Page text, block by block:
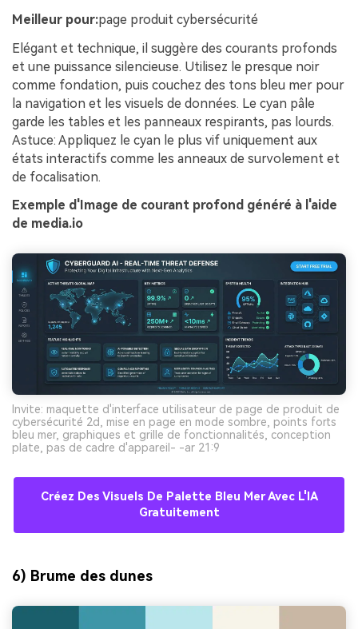
Meilleur pour:page produit cybersécurité
Elégant et technique, il suggère des courants profonds
et une puissance silencieuse. Utilisez le presque noir
comme fondation, puis couchez des tons bleu mer pour
la navigation et les visuels de données. Le cyan pâle
garde les tables et les panneaux respirants, pas lourds.
Astuce: Appliquez le cyan le plus vif uniquement aux
états interactifs comme les anneaux de survolement et
de focalisation.
Exemple d'Image de courant profond généré à l'aide
de media.io
Invite: maquette d'interface utilisateur de page de produit de
cybersécurité 2d, mise en page en mode sombre, points forts
bleu mer, graphiques et grille de fonctionnalités, conception
plate, pas de cadre d'appareil- -ar 21:9
Créez Des Visuels De Palette Bleu Mer Avec L'IA
Gratuitement
6) Brume des dunes